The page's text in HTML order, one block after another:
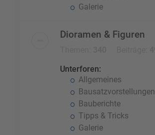
Galerie
Dioramen & Figuren
Unterforen:
Allgemeines
Bausatzvorstellungen
Bauberichte
Tipps & Tricks
Galerie